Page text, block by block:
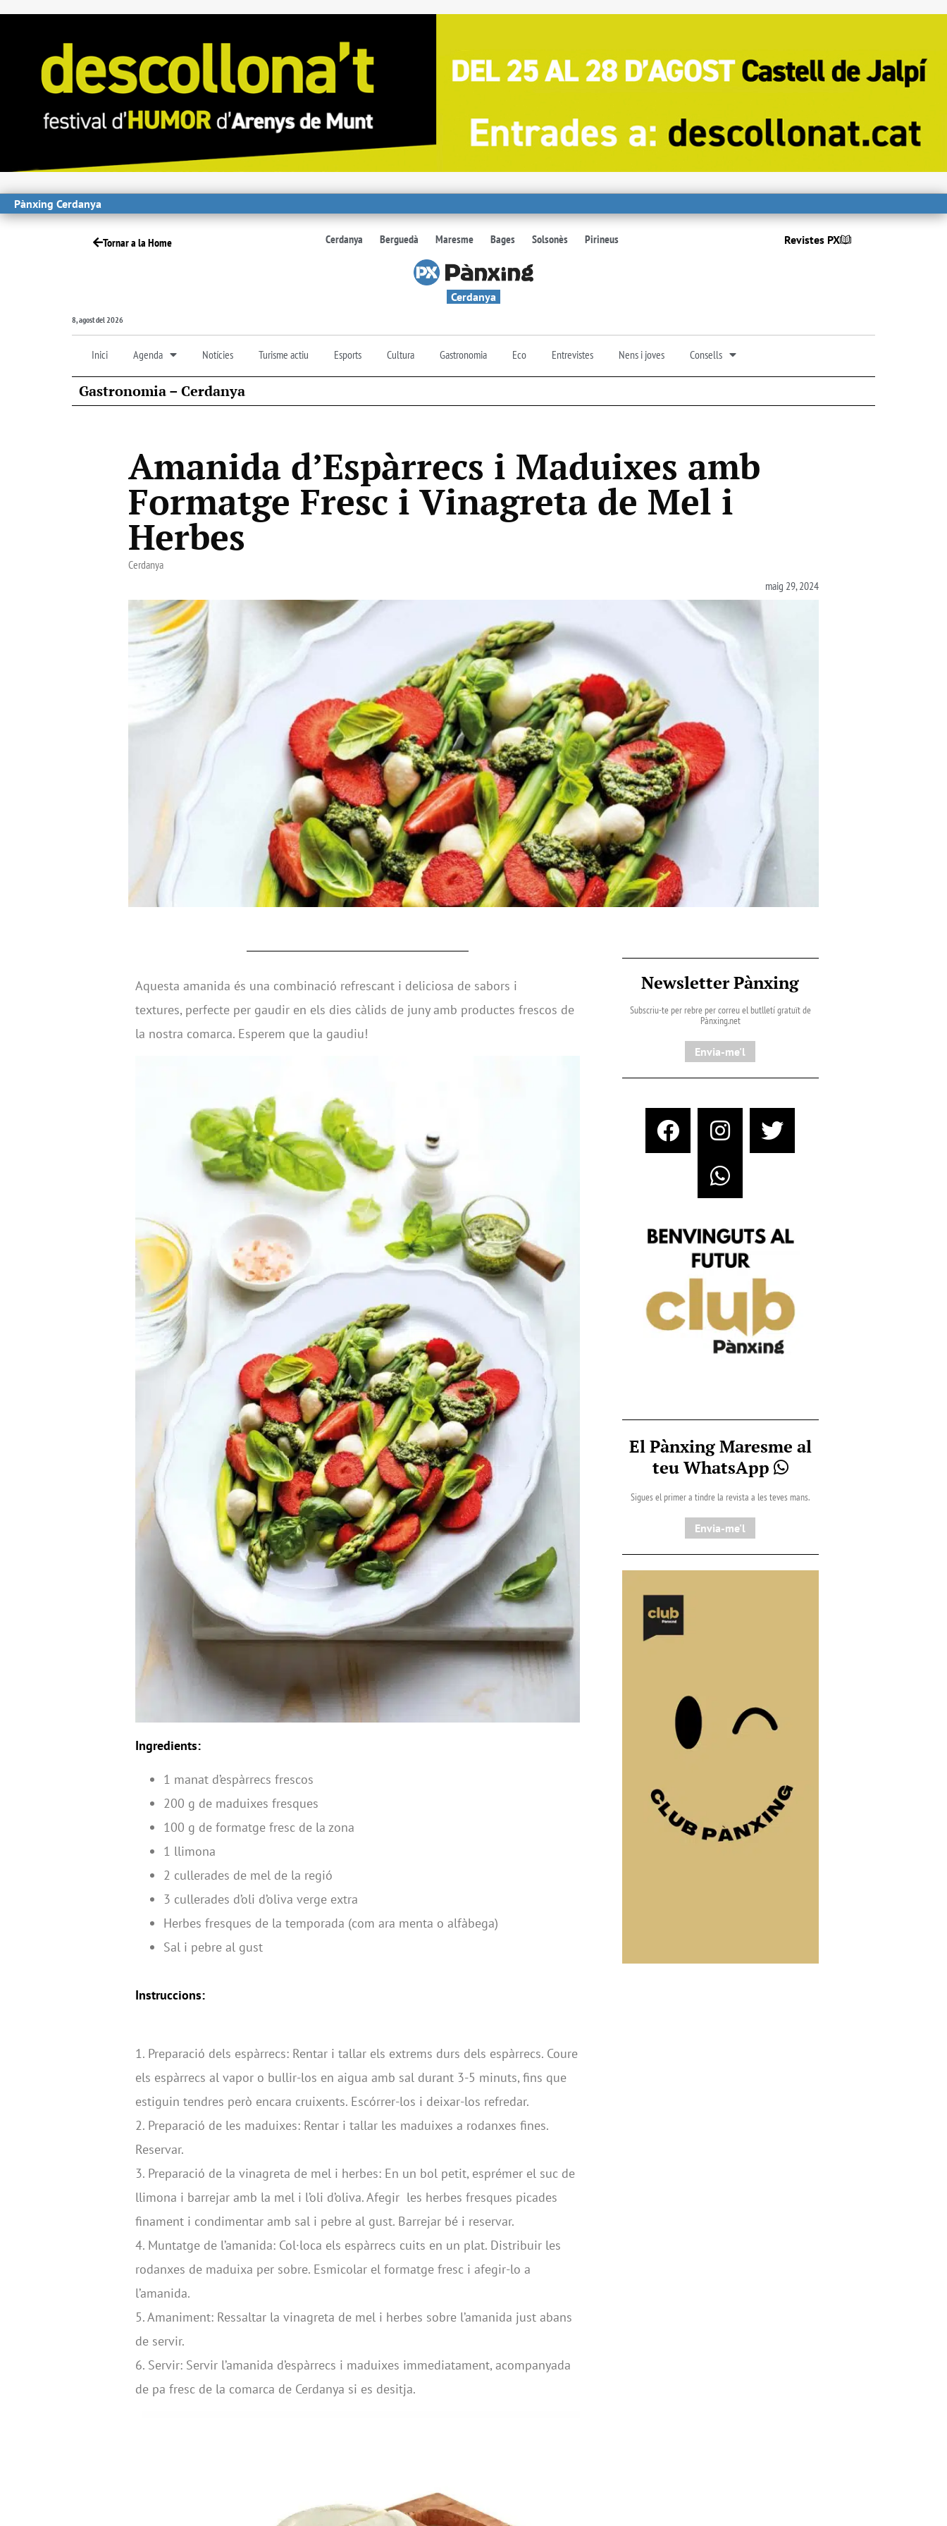
Pànxing Cerdanya
Tornar a la Home Cerdanya Berguedà Maresme Bages Solsonès Pirineus Revistes PX
Cerdanya
8, agost del 2026
Inici Agenda Notícies Turisme actiu Esports Cultura Gastronomia Eco Entrevistes Nens i joves Consells
Gastronomia – Cerdanya
Amanida d’Espàrrecs i Maduixes amb
Formatge Fresc i Vinagreta de Mel i
Herbes
Cerdanya
maig 29, 2024
Aquesta amanida és una combinació refrescant i deliciosa de sabors i
textures, perfecte per gaudir en els dies càlids de juny amb productes frescos de
la nostra comarca. Esperem que la gaudiu!
Ingredients:
1 manat d’espàrrecs frescos
200 g de maduixes fresques
100 g de formatge fresc de la zona
1 llimona
2 cullerades de mel de la regió
3 cullerades d’oli d’oliva verge extra
Herbes fresques de la temporada (com ara menta o alfàbega)
Sal i pebre al gust
Instruccions:
1. Preparació dels espàrrecs: Rentar i tallar els extrems durs dels espàrrecs. Coure
els espàrrecs al vapor o bullir-los en aigua amb sal durant 3-5 minuts, fins que
estiguin tendres però encara cruixents. Escórrer-los i deixar-los refredar.
2. Preparació de les maduixes: Rentar i tallar les maduixes a rodanxes fines.
Reservar.
3. Preparació de la vinagreta de mel i herbes: En un bol petit, esprémer el suc de
llimona i barrejar amb la mel i l’oli d’oliva. Afegir les herbes fresques picades
finament i condimentar amb sal i pebre al gust. Barrejar bé i reservar.
4. Muntatge de l’amanida: Col·loca els espàrrecs cuits en un plat. Distribuir les
rodanxes de maduixa per sobre. Esmicolar el formatge fresc i afegir-lo a
l’amanida.
5. Amaniment: Ressaltar la vinagreta de mel i herbes sobre l’amanida just abans
de servir.
6. Servir: Servir l’amanida d’espàrrecs i maduixes immediatament, acompanyada
de pa fresc de la comarca de Cerdanya si es desitja.
Newsletter Pànxing
Subscriu-te per rebre per correu el butlletí gratuït de
Pànxing.net​
Envia-me'l
El Pànxing Maresme al
teu WhatsApp
Sigues el primer a tindre la revista a les teves mans.
Envia-me'l